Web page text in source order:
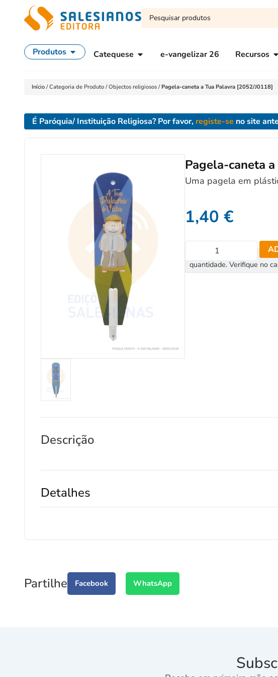
Produtos Catequese e-vangelizar 26 Recursos
Início /Categoria de Produto /Objectos religiosos /Pagela-caneta a Tua Palavra [2052/J0118]
É Paróquia/ Instituição Religiosa? Por favor, registe-se no site
Pagela-caneta
Uma pagela em
1,40€
quantidade. Verifique no
Descrição
Detalhes
Partilhe Facebook WhatsApp